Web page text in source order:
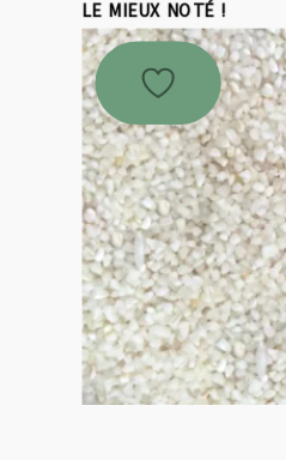
LE MIEUX NOTÉ !